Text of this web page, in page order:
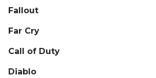
Fallout
Far Cry
Call of Duty
Diablo